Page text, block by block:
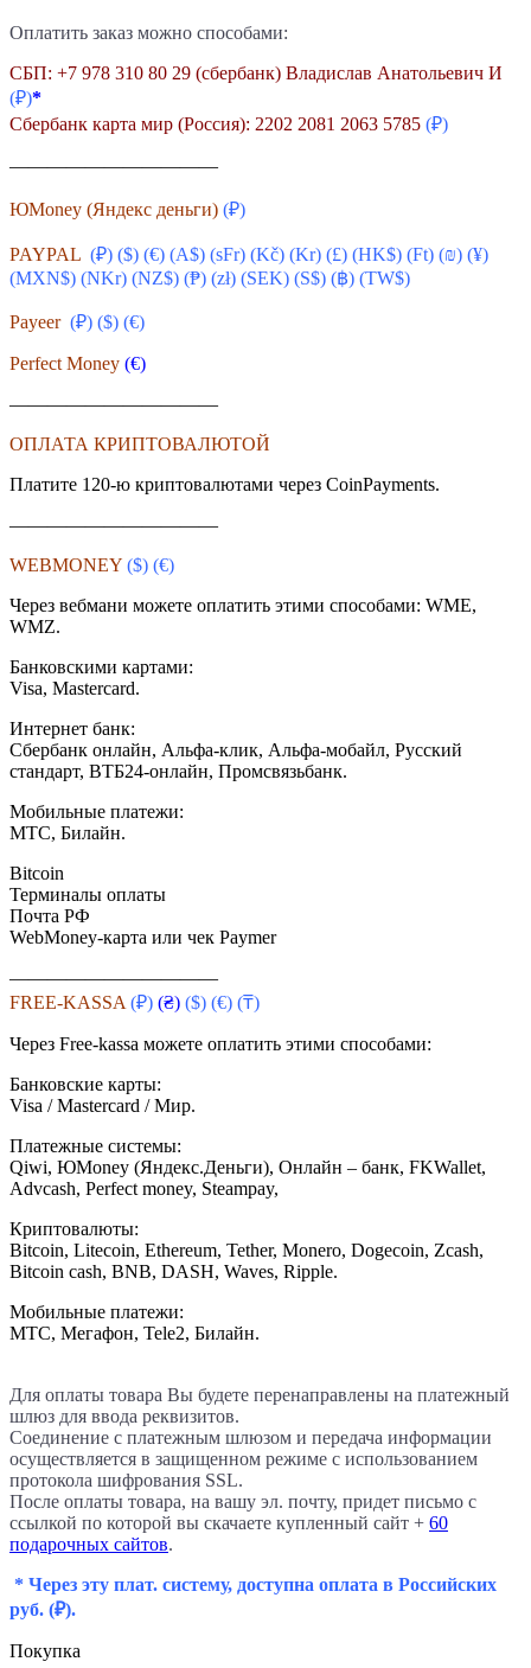
Оплатить заказ можно способами:
СБП: +7 978 310 80 29 (сбербанк) Владислав Анатольевич И
(₽)*
Сбербанк карта мир (Россия): 2202 2081 2063 5785 (₽)
———————————
ЮMoney (Яндекс деньги) (₽)
PAYPAL (₽) ($) (€) (A$) (sFr) (Kč) (Kr) (£) (HK$) (Ft) (₪) (¥)
(MXN$) (NKr) (NZ$) (₱) (zł) (SEK) (S$) (฿) (TW$)
Payeer (₽) ($) (€)
Perfect Money (€)
———————————
ОПЛАТА КРИПТОВАЛЮТОЙ
Платите 120-ю криптовалютами через CoinPayments.
———————————
WEBMONEY ($) (€)
Через вебмани можете оплатить этими способами: WME,
WMZ.
Банковскими картами:
Visa, Mastercard.
Интернет банк:
Сбербанк онлайн, Альфа-клик, Альфа-мобайл, Русский
стандарт, ВТБ24-онлайн, Промсвязьбанк.
Мобильные платежи:
МТС, Билайн.
Bitcoin
Терминалы оплаты
Почта РФ
WebMoney-карта или чек Paymer
———————————
FREE-KASSA (₽) (₴) ($) (€) (₸)
Через Free-kassa можете оплатить этими способами:
Банковские карты:
Visa / Mastercard / Мир.
Платежные системы:
Qiwi, ЮMoney (Яндекс.Деньги), Онлайн – банк, FKWallet,
Advcash, Perfect money, Steampay,
Криптовалюты:
Bitcoin, Litecoin, Ethereum, Tether, Monero, Dogecoin, Zcash,
Bitcoin cash, BNB, DASH, Waves, Ripple.
Мобильные платежи:
МТС, Мегафон, Tele2, Билайн.
Для оплаты товара Вы будете перенаправлены на платежный
шлюз для ввода реквизитов.
Соединение с платежным шлюзом и передача информации
осуществляется в защищенном режиме с использованием
протокола шифрования SSL.
После оплаты товара, на вашу эл. почту, придет письмо с
ссылкой по которой вы скачаете купленный сайт + 60
подарочных сайтов.
* Через эту плат. систему, доступна оплата в Российских
руб. (₽).
Покупка